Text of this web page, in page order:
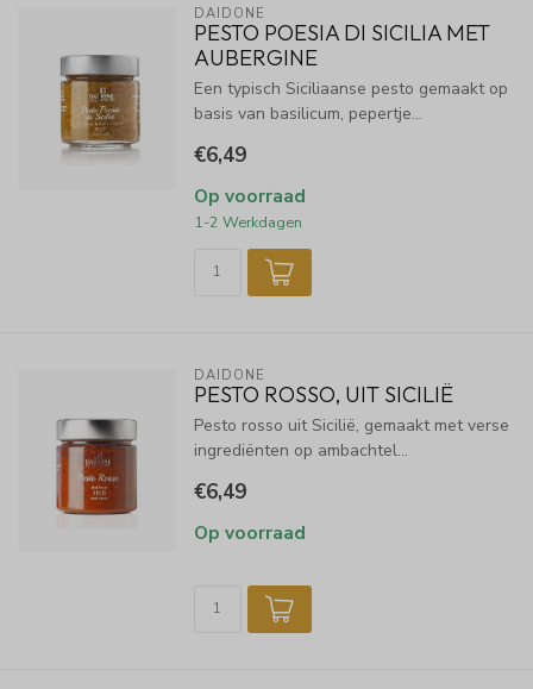
DAIDONE
PESTO POESIA DI SICILIA MET
AUBERGINE
Een typisch Siciliaanse pesto gemaakt op
basis van basilicum, pepertje...
€6,49
Op voorraad
1-2 Werkdagen
DAIDONE
PESTO ROSSO, UIT SICILIË
Pesto rosso uit Sicilië, gemaakt met verse
ingrediënten op ambachtel...
€6,49
Op voorraad